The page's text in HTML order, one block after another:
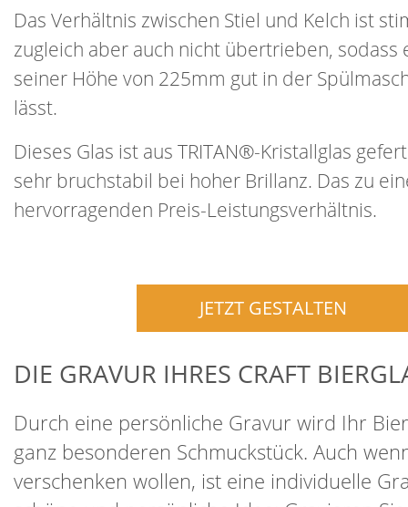
Das Verhältnis zwischen Stiel und Kelch ist
zugleich aber auch nicht übertrieben, sodass
seiner Höhe von 225mm gut in der
lässt.
Dieses Glas ist aus TRITAN®-Kristallglas
sehr bruchstabil bei hoher Brillanz. Das zu
hervorragenden Preis-Leistungsverhältnis.
JETZT GESTALTEN
DIE GRAVUR IHRES CRAFT
Durch eine persönliche Gravur wird Ihr
ganz besonderen Schmuckstück. Auch
verschenken wollen, ist eine individuelle